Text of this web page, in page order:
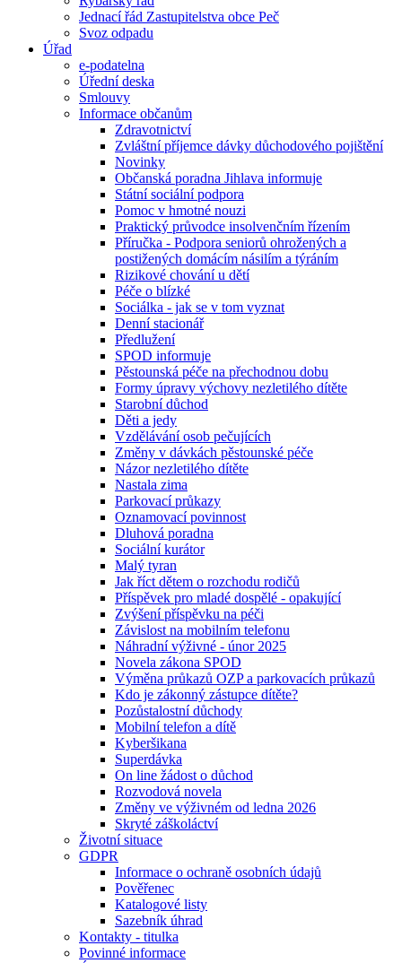
Jednací řád Zastupitelstva obce Peč
Svoz odpadu
Úřad
e-podatelna
Úřední deska
Smlouvy
Informace občanům
Zdravotnictví
Zvláštní příjemce dávky důchodového pojištění
Novinky
Občanská poradna Jihlava informuje
Státní sociální podpora
Pomoc v hmotné nouzi
Praktický průvodce insolvenčním řízením
Příručka - Podpora seniorů ohrožených a
postižených domácím násilím a týráním
Rizikové chování u dětí
Péče o blízké
Sociálka - jak se v tom vyznat
Denní stacionář
Předlužení
SPOD informuje
Pěstounská péče na přechodnou dobu
Formy úpravy výchovy nezletilého dítěte
Starobní důchod
Děti a jedy
Vzdělávání osob pečujících
Změny v dávkách pěstounské péče
Názor nezletilého dítěte
Nastala zima
Parkovací průkazy
Oznamovací povinnost
Dluhová poradna
Sociální kurátor
Malý tyran
Jak říct dětem o rozchodu rodičů
Příspěvek pro mladé dospělé - opakující
Zvýšení příspěvku na péči
Závislost na mobilním telefonu
Náhradní výživné - únor 2025
Novela zákona SPOD
Výměna průkazů OZP a parkovacích průkazů
Kdo je zákonný zástupce dítěte?
Pozůstalostní důchody
Mobilní telefon a dítě
Kyberšikana
Superdávka
On line žádost o důchod
Rozvodová novela
Změny ve výživném od ledna 2026
Skryté záškoláctví
Životní situace
GDPR
Informace o ochraně osobních údajů
Pověřenec
Katalogové listy
Sazebník úhrad
Kontakty - titulka
Povinné informace